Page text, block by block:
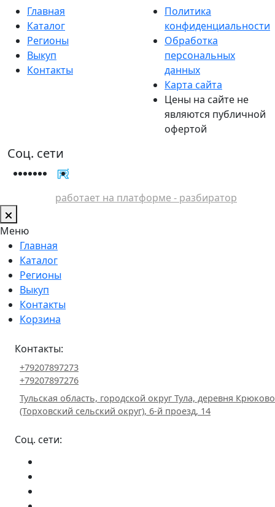
Главная
Каталог
Регионы
Выкуп
Контакты
Политика
конфиденциальности
Обработка
персональных
данных
Карта сайта
Цены на сайте не
являются публичной
офертой
Соц. сети
работает на платформе - разбиратор
Меню
Главная
Каталог
Регионы
Выкуп
Контакты
Корзина
Контакты:
+79207897273
+79207897276
Тульская область, городской округ Тула, деревня Крюково
(Торховский сельский округ), 6-й проезд, 14
Соц. сети: